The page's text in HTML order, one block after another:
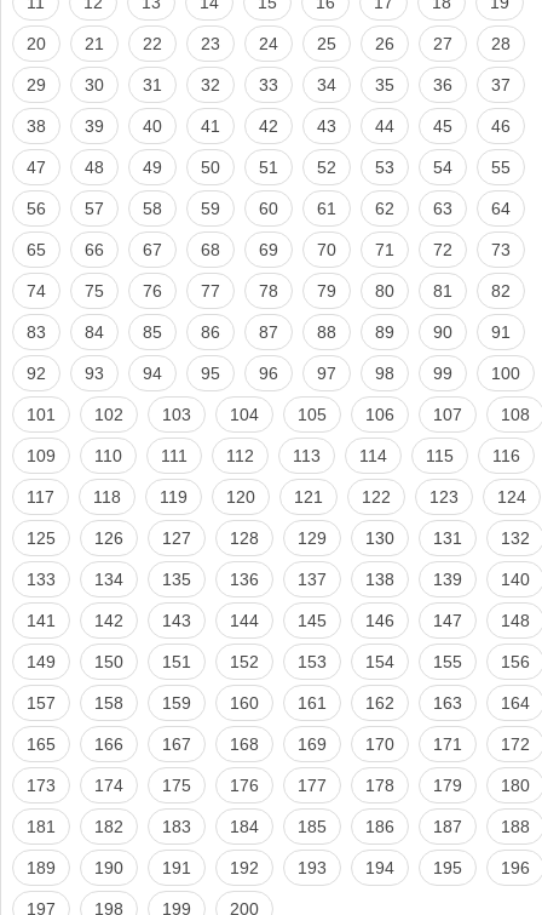
20 21 22 23 24 25 26 27 28
29 30 31 32 33 34 35 36 37
38 39 40 41 42 43 44 45 46
47 48 49 50 51 52 53 54 55
56 57 58 59 60 61 62 63 64
65 66 67 68 69 70 71 72 73
74 75 76 77 78 79 80 81 82
83 84 85 86 87 88 89 90 91
92 93 94 95 96 97 98 99 100
101 102 103 104 105 106 107 108
109 110 111 112 113 114 115 116
117 118 119 120 121 122 123 124
125 126 127 128 129 130 131 132
133 134 135 136 137 138 139 140
141 142 143 144 145 146 147 148
149 150 151 152 153 154 155 156
157 158 159 160 161 162 163 164
165 166 167 168 169 170 171 172
173 174 175 176 177 178 179 180
181 182 183 184 185 186 187 188
189 190 191 192 193 194 195 196
197 198 199 200